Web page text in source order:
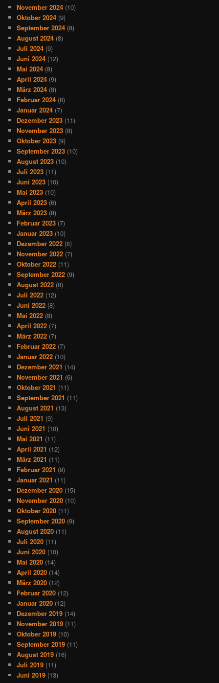
November 2024 (10)
Oktober 2024 (9)
September 2024 (8)
August 2024 (8)
Juli 2024 (9)
Juni 2024 (12)
Mai 2024 (8)
April 2024 (9)
März 2024 (8)
Februar 2024 (8)
Januar 2024 (7)
Dezember 2023 (11)
November 2023 (8)
Oktober 2023 (9)
September 2023 (10)
August 2023 (10)
Juli 2023 (11)
Juni 2023 (10)
Mai 2023 (10)
April 2023 (6)
März 2023 (8)
Februar 2023 (7)
Januar 2023 (10)
Dezember 2022 (8)
November 2022 (7)
Oktober 2022 (11)
September 2022 (9)
August 2022 (8)
Juli 2022 (12)
Juni 2022 (8)
Mai 2022 (8)
April 2022 (7)
März 2022 (7)
Februar 2022 (7)
Januar 2022 (10)
Dezember 2021 (14)
November 2021 (6)
Oktober 2021 (11)
September 2021 (11)
August 2021 (13)
Juli 2021 (9)
Juni 2021 (10)
Mai 2021 (11)
April 2021 (12)
März 2021 (11)
Februar 2021 (9)
Januar 2021 (11)
Dezember 2020 (15)
November 2020 (10)
Oktober 2020 (11)
September 2020 (9)
August 2020 (11)
Juli 2020 (11)
Juni 2020 (10)
Mai 2020 (14)
April 2020 (14)
März 2020 (12)
Februar 2020 (12)
Januar 2020 (12)
Dezember 2019 (14)
November 2019 (11)
Oktober 2019 (10)
September 2019 (11)
August 2019 (16)
Juli 2019 (11)
Juni 2019 (13)